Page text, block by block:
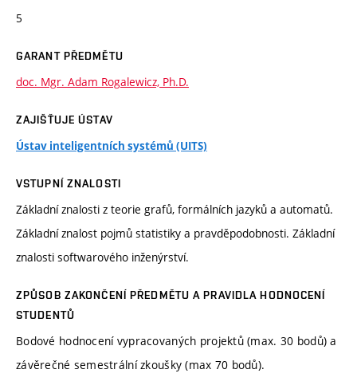
5
GARANT PŘEDMĚTU
doc. Mgr. Adam Rogalewicz, Ph.D.
ZAJIŠŤUJE ÚSTAV
Ústav inteligentních systémů (UITS)
VSTUPNÍ ZNALOSTI
Základní znalosti z teorie grafů, formálních jazyků a automatů.
Základní znalost pojmů statistiky a pravděpodobnosti. Základní
znalosti softwarového inženýrství.
ZPŮSOB ZAKONČENÍ PŘEDMĚTU A PRAVIDLA HODNOCENÍ
STUDENTŮ
Bodové hodnocení vypracovaných projektů (max. 30 bodů) a
závěrečné semestrální zkoušky (max 70 bodů).